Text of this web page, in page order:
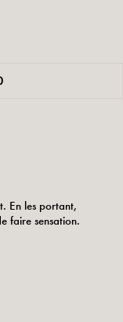
En les portant,
faire sensation.